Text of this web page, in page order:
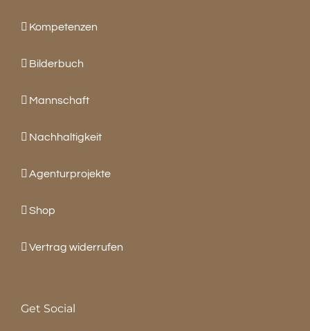
Kompetenzen
Bilderbuch
Mannschaft
Nachhaltigkeit
Agenturprojekte
Shop
Vertrag widerrufen
Get Social